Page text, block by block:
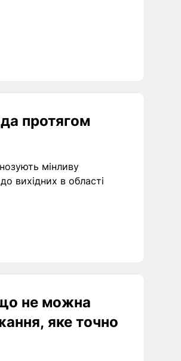
протягом
мінливу
вихідних в області
не можна
яке точно